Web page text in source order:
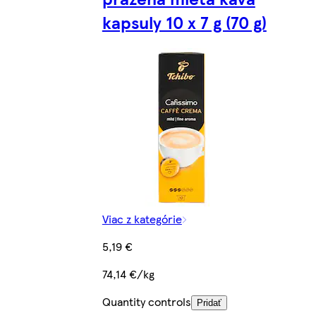
kapsuly 10 x 7 g (70 g)
Viac z kategórie
5,19 €
74,14 €/kg
Quantity controls
Pridať